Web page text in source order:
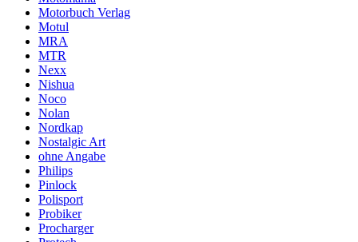
Motorbuch Verlag
Motul
MRA
MTR
Nexx
Nishua
Noco
Nolan
Nordkap
Nostalgic Art
ohne Angabe
Philips
Pinlock
Polisport
Probiker
Procharger